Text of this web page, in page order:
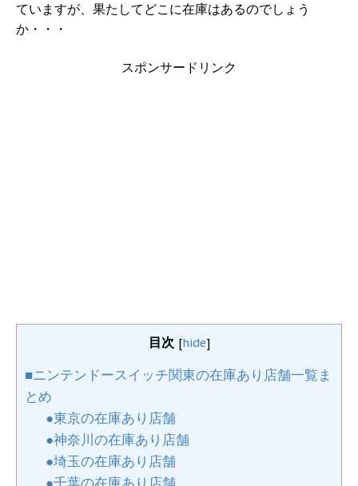
ていますが、果たしてどこに在庫はあるのでしょう
か・・・
スポンサードリンク
目次 [hide]
■ニンテンドースイッチ関東の在庫あり店舗一覧ま
とめ
●東京の在庫あり店舗
●神奈川の在庫あり店舗
●埼玉の在庫あり店舗